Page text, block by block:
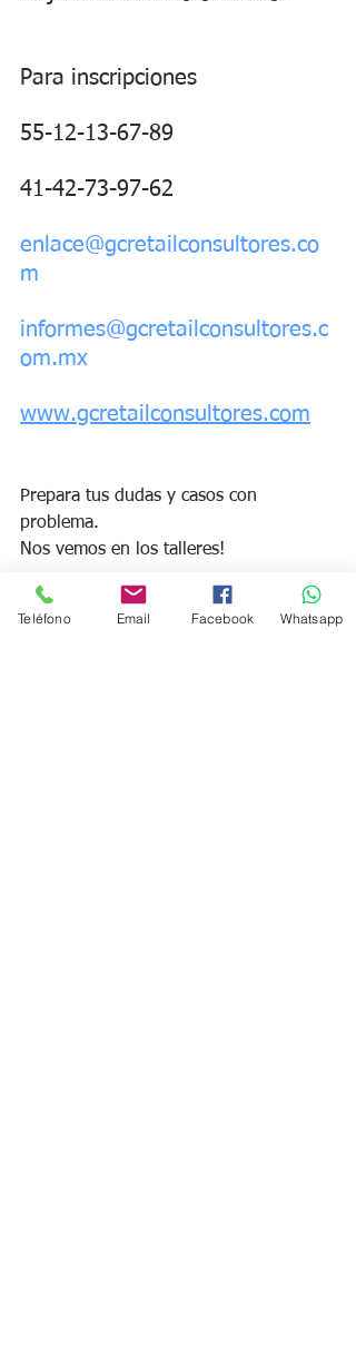
Para inscripciones
55-12-13-67-89
41-42-73-97-62
enlace@gcretailconsultores.co
m
informes@gcretailconsultores.c
om.mx
www.gcretailconsultores.com
Prepara tus dudas y casos con
problema.
Nos vemos en los talleres!
Saludos!
Teléfono Email Facebook Whatsapp